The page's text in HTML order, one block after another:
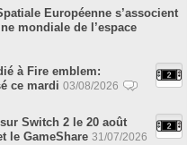
Européenne s’associent
mondiale de l’espace
à Fire emblem:
ce mardi 03/08/2026
Switch 2 le 20 août
le GameShare 31/07/2026